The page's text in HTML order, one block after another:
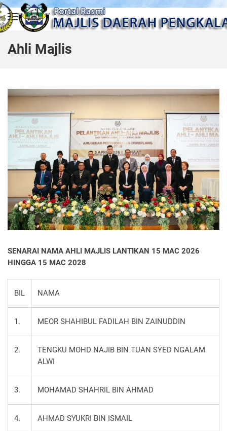
Skip to main content
Ahli Majlis
SENARAI NAMA AHLI MAJLIS LANTIKAN 15 MAC 2026
HINGGA 15 MAC 2028
BIL NAMA
1. MEOR SHAHIBUL FADILAH BIN ZAINUDDIN
2.
TENGKU MOHD NAJIB BIN TUAN SYED NGALAM
ALWI
3. MOHAMAD SHAHRIL BIN AHMAD
4. AHMAD SYUKRI BIN ISMAIL